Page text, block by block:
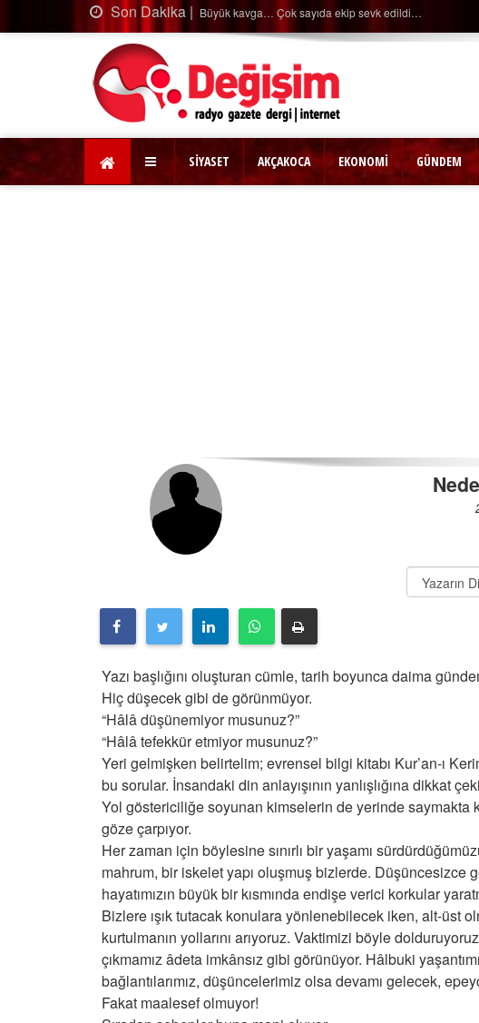
Son Dakika | Büyük kavga… Çok sayıda ekip sevk edildi…
SİYASET AKÇAKOCA EKONOMİ GÜNDEM
Yazı başlığını oluşturan cümle, tarih boyunca daima
Hiç düşecek gibi de görünmüyor.
“Hâlâ düşünemiyor musunuz?”
“Hâlâ tefekkür etmiyor musunuz?”
Yeri gelmişken belirtelim; evrensel bilgi kitabı Kur’an-ı
bu sorular. İnsandaki din anlayışının yanlışlığına dikkat
Yol göstericiliğe soyunan kimselerin de yerinde saymakta
göze çarpıyor.
Her zaman için böylesine sınırlı bir yaşamı
mahrum, bir iskelet yapı oluşmuş bizlerde. Düşüncesizce
hayatımızın büyük bir kısmında endişe verici korkular
Bizlere ışık tutacak konulara yönlenebilecek iken, alt-üst
kurtulmanın yollarını arıyoruz. Vaktimizi böyle
çıkmamız âdeta imkânsız gibi görünüyor. Hâlbuki
bağlantılarımız, düşüncelerimiz olsa devamı gelecek,
Fakat maalesef olmuyor!